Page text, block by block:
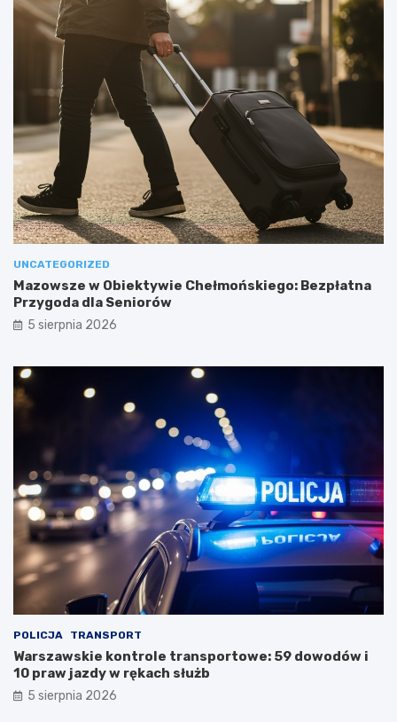
UNCATEGORIZED
Mazowsze w Obiektywie Chełmońskiego: Bezpłatna
Przygoda dla Seniorów
5 sierpnia 2026
POLICJA TRANSPORT
Warszawskie kontrole transportowe: 59 dowodów i
10 praw jazdy w rękach służb
5 sierpnia 2026